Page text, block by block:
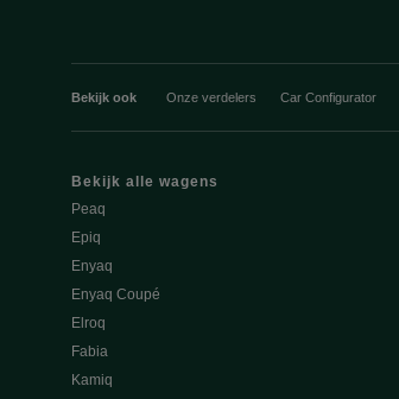
Bekijk ook Onze verdelers Car Configurator
Bekijk alle wagens
Peaq
Epiq
Enyaq
Enyaq Coupé
Elroq
Fabia
Kamiq